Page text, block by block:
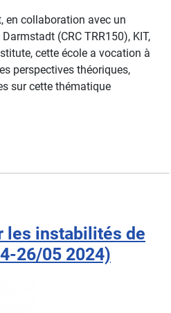
en collaboration avec un
(CRC TRR150), KIT,
cette école a vocation à
perspectives théoriques,
sur cette thématique
les instabilités de
26/05 2024)